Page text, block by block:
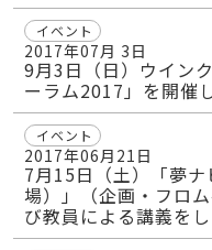
イベント
2017年07月 3日
9月3日（日）ウイン
ーラム2017」を開催し
イベント
2017年06月21日
7月15日（土）「夢
場）」（企画・フロ
び教員による講義をし